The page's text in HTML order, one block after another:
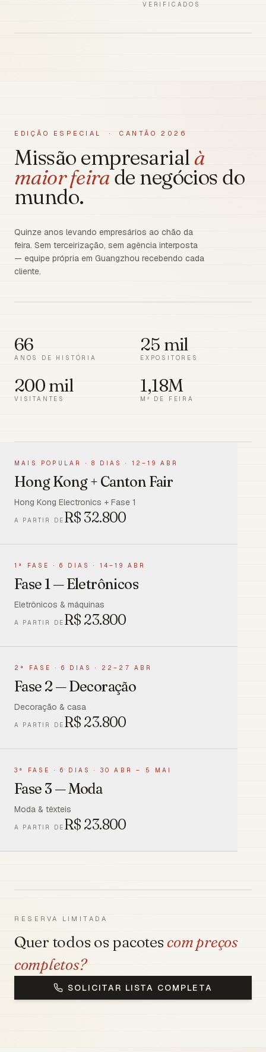
VERIFICADOS
EDIÇÃO ESPECIAL · CANTÃO 2026
Missão empresarial à
maior feirade negócios do
mundo.
Quinze anos levando empresários ao chão da
feira. Sem terceirização, sem agência interposta
— equipe própria em Guangzhou recebendo cada
cliente.
66
ANOS DE HISTÓRIA
25 mil
EXPOSITORES
200 mil
VISITANTES
1,18M
M² DE FEIRA
MAIS POPULAR · 8 DIAS · 12–19 ABR
Hong Kong + Canton Fair
Hong Kong Electronics + Fase 1
A PARTIR DE R$ 32.800
1ª FASE · 6 DIAS · 14–19 ABR
Fase 1 — Eletrônicos
Eletrônicos & máquinas
A PARTIR DE R$ 23.800
2ª FASE · 6 DIAS · 22–27 ABR
Fase 2 — Decoração
Decoração & casa
A PARTIR DE R$ 23.800
3ª FASE · 6 DIAS · 30 ABR – 5 MAI
Fase 3 — Moda
Moda & têxteis
A PARTIR DE R$ 23.800
RESERVA LIMITADA
Quer todos os pacotescom preços
completos?
SOLICITAR LISTA COMPLETA